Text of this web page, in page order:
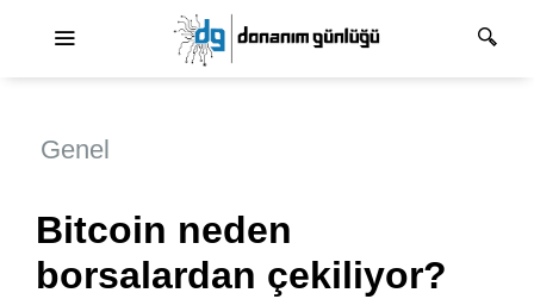
Genel
Bitcoin neden
borsalardan çekiliyor?